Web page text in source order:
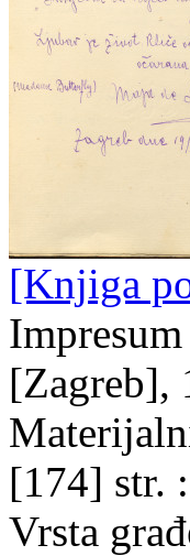
[Knjiga
Impresum
[Zagreb],
[174] str.
Vrsta